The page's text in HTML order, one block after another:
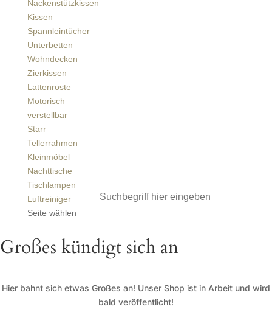
Nackenstützkissen
Kissen
Spannleintücher
Unterbetten
Wohndecken
Zierkissen
Lattenroste
Motorisch
verstellbar
Starr
Tellerrahmen
Kleinmöbel
Nachttische
Tischlampen
Luftreiniger
Seite wählen
Großes kündigt sich an
Hier bahnt sich etwas Großes an! Unser Shop ist in Arbeit und wird
bald veröffentlicht!